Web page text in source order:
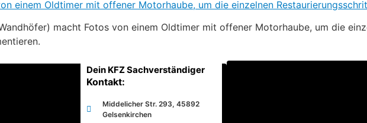
macht Fotos von einem Oldtimer mit offener Motorhaube, um die
Dein KFZ Sachverständiger
Kontakt:
Middelicher Str. 293, 45892
Gelsenkirchen